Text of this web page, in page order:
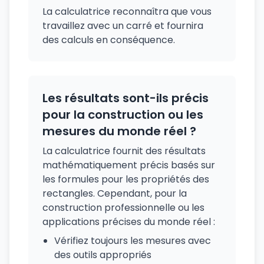
La calculatrice reconnaîtra que vous
travaillez avec un carré et fournira
des calculs en conséquence.
Les résultats sont-ils précis
pour la construction ou les
mesures du monde réel ?
La calculatrice fournit des résultats
mathématiquement précis basés sur
les formules pour les propriétés des
rectangles. Cependant, pour la
construction professionnelle ou les
applications précises du monde réel :
Vérifiez toujours les mesures avec
des outils appropriés